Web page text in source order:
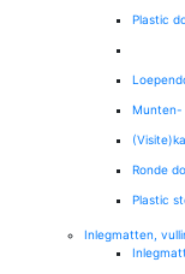
Plastic
Munten-
Ronde
Plastic
Inlegmatten,